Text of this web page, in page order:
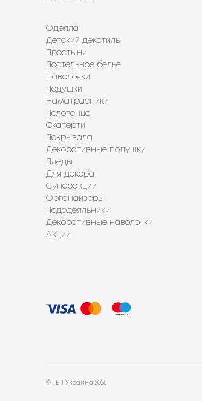
Одеяла
Детский декстиль
Простыни
Постельное белье
Наволочки
Подушки
Наматрасники
Полотенца
Скатерти
Покрывала
Декоративные подушки
Пледы
Для декора
Суперакции
Органайзеры
Пододеяльники
Декоративные наволочки
Акции
© ТЕП Украина 2026